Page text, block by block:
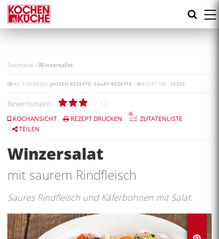
Direkt
zum
Inhalt
Startseite -Winzersalat
KATEGORIE(N): JAUSEN REZEPTE SALAT-REZEPTE / #REZEPT-NR.: 12263
Bewertungen
KOCHANSICHT REZEPT DRUCKEN
ZUTATENLISTE
TEILEN
Winzersalat
mit saurem Rindfleisch
Saures Rindfleisch und Käferbohnen mit Salat.